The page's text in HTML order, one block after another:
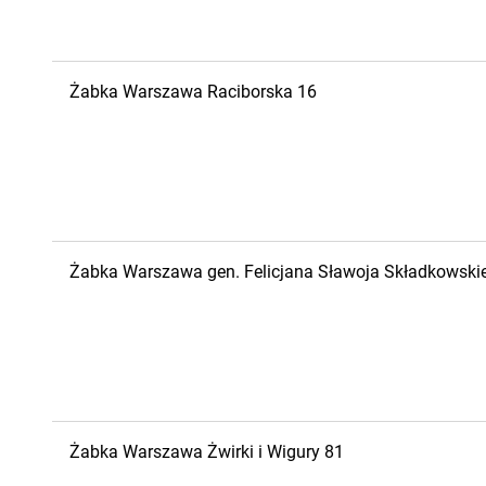
Żabka Warszawa Raciborska 16
Żabka Warszawa gen. Felicjana Sławoja
Żabka Warszawa Żwirki i Wigury 81